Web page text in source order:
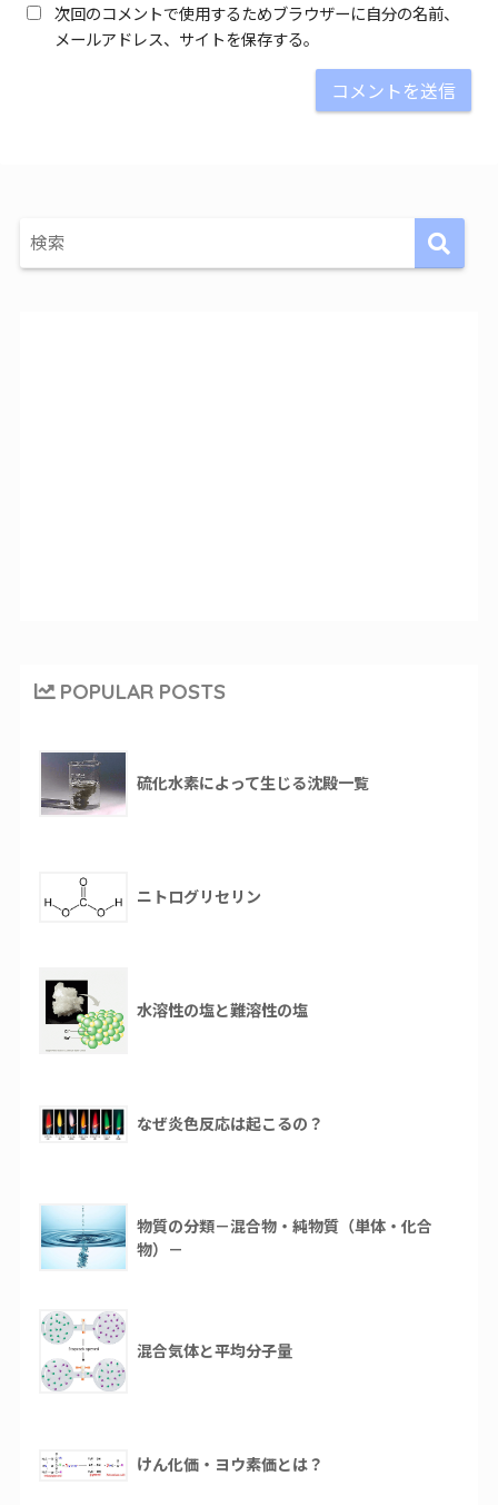
次回のコメントで使用するためブラウザーに自分の名前、
メールアドレス、サイトを保存する。
POPULAR POSTS
硫化水素によって生じる沈殿一覧
ニトログリセリン
水溶性の塩と難溶性の塩
なぜ炎色反応は起こるの？
物質の分類－混合物・純物質（単体・化合
物）－
混合気体と平均分子量
けん化価・ヨウ素価とは？